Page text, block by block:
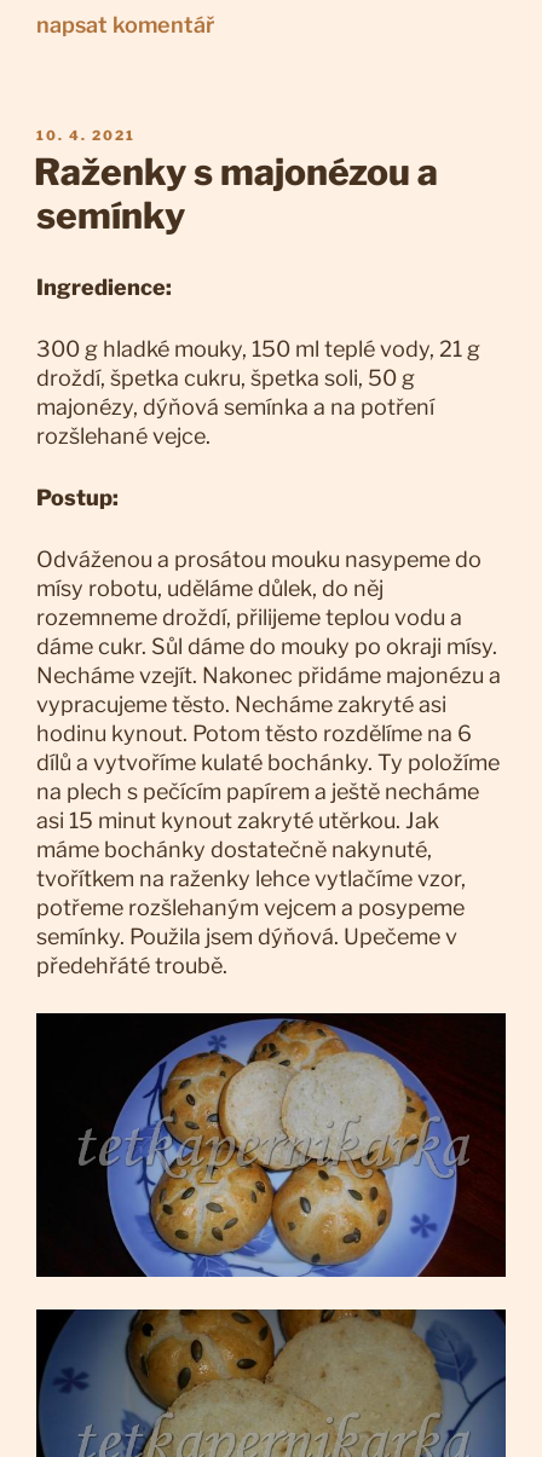
napsat komentář
PUBLIKOVÁNO
10. 4. 2021
Raženky s majonézou a
semínky
Ingredience:
300 g hladké mouky, 150 ml teplé vody, 21 g
droždí, špetka cukru, špetka soli, 50 g
majonézy, dýňová semínka a na potření
rozšlehané vejce.
Postup:
Odváženou a prosátou mouku nasypeme do
mísy robotu, uděláme důlek, do něj
rozemneme droždí, přilijeme teplou vodu a
dáme cukr. Sůl dáme do mouky po okraji mísy.
Necháme vzejít. Nakonec přidáme majonézu a
vypracujeme těsto. Necháme zakryté asi
hodinu kynout. Potom těsto rozdělíme na 6
dílů a vytvoříme kulaté bochánky. Ty položíme
na plech s pečícím papírem a ještě necháme
asi 15 minut kynout zakryté utěrkou. Jak
máme bochánky dostatečně nakynuté,
tvořítkem na raženky lehce vytlačíme vzor,
potřeme rozšlehaným vejcem a posypeme
semínky. Použila jsem dýňová. Upečeme v
předehřáté troubě.